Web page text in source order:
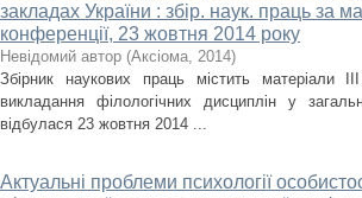
закладах України : збір. наук. праць за
конференції, 23 жовтня 2014 року
Невідомий автор (Аксіома, 2014)
Збірник наукових праць містить матеріали
викладання філологічних дисциплін у
відбулася 23 жовтня 2014 ...
Актуальні проблеми психології